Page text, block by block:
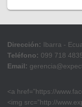
Dirección: Ibarra -
Teléfono: 099 718
Email:
<a href=”https://
<img src=”http://